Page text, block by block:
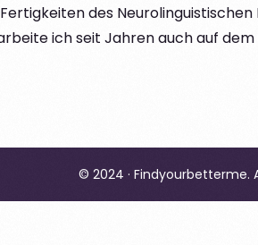
des
ich seit Jahren auch auf
© 2024 · Findyourbetterme.